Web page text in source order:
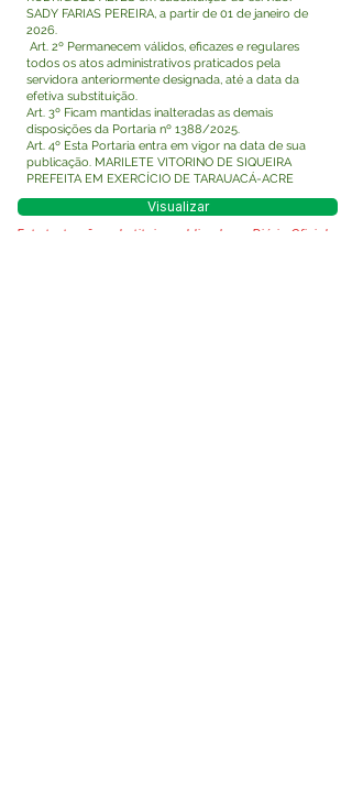
SADY FARIAS PEREIRA, a partir de 01 de janeiro de
2026.
Art. 2º Permanecem válidos, eficazes e regulares
todos os atos administrativos praticados pela
servidora anteriormente designada, até a data da
efetiva substituição.
Art. 3º Ficam mantidas inalteradas as demais
disposições da Portaria nº 1388/2025.
Art. 4º Esta Portaria entra em vigor na data de sua
publicação. MARILETE VITORINO DE SIQUEIRA
PREFEITA EM EXERCÍCIO DE TARAUACÁ-ACRE
Visualizar
Este texto não substitui o publicado no Diário Oficial,